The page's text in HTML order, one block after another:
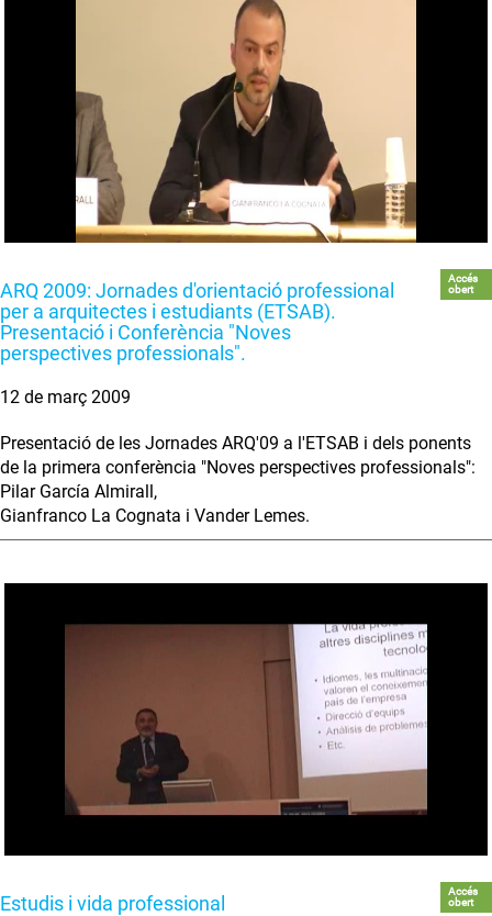
ARQ 2009: Jornades d'orientació professional
per a arquitectes i estudiants (ETSAB).
Presentació i Conferència "Noves
perspectives professionals".
Accés
obert
12 de març 2009
Presentació de les Jornades ARQ'09 a l'ETSAB i dels ponents
de la primera conferència "Noves perspectives professionals":
Pilar García Almirall,
Gianfranco La Cognata i Vander Lemes.
Estudis i vida professional
Accés
obert